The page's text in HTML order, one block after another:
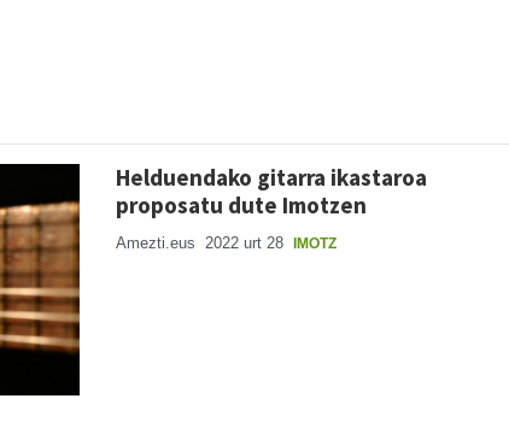
Helduendako gitarra ikastaroa
proposatu dute Imotzen
Amezti.eus 2022 urt 28 IMOTZ